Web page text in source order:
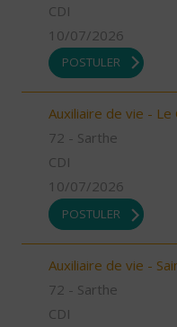
CDI
10/07/2026
POSTULER
Auxiliaire de vie - Le
72 - Sarthe
CDI
10/07/2026
POSTULER
Auxiliaire de vie -
72 - Sarthe
CDI